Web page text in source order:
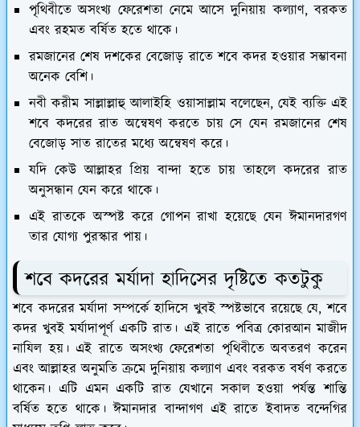
পৃথিবীতে অসংখ্য ফেরেশতা নেমে আসে দুনিয়ায় কল্যাণ, বরকত
এবং রহমত বর্ষিত হতে থাকে।
রমজানের শেষ দশকের বেজোড় রাতে শবে কদর হওয়ার সম্ভাবনা
অনেক বেশি।
নবী করীম সাল্লাল্লাহু আলাইহি ওয়াসাল্লাম বলেছেন, যেই ব্যক্তি এই
শবে কদরের রাত অন্বেষণ করতে চায় সে যেন রমজানের শেষ
বেজোড় সাত রাতের মধ্যে অন্বেষণ করে।
যদি কেউ আল্লাহর প্রিয় বান্দা হতে চায় তাহলে কদরের রাত
অনুসন্ধান যেন করে থাকে।
এই রাতকে অস্পষ্ট করে গোপন রাখা হয়েছে যেন ঈমানদারগণ
তার যোগ্য পুরস্কার পায়।
শবে কদরের মর্যাদা হাদিসের দৃষ্টিতে কতটুকু
শবে কদরের মর্যাদা সম্পর্কে হাদিসে খুবই স্পষ্টভাবে রয়েছে যে, শবে
কদর খুবই মর্যাদাপূর্ণ একটি রাত। এই রাতে পবিত্র কোরআন মাজীদ
নাযিল হয়। এই রাতে অসংখ্য ফেরেশতা পৃথিবীতে অবতরণ করেন
এবং আল্লাহর অনুমতি ক্রমে দুনিয়ায় কল্যাণ এবং বরকত বর্ষণ করতে
থাকেন। এটি এমন একটি রাত যেখানে সকাল হওয়া পর্যন্ত শান্তি
বর্ষিত হতে থাকে। ঈমানদার বান্দাগণ এই রাতে ইবাদত বন্দেগির